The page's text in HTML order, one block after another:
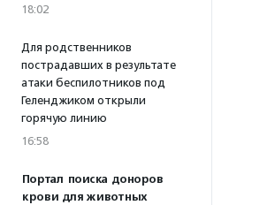
18:02
Для родственников
пострадавших в результате
атаки беспилотников под
Геленджиком открыли
горячую линию
16:58
Портал поиска доноров
крови для животных